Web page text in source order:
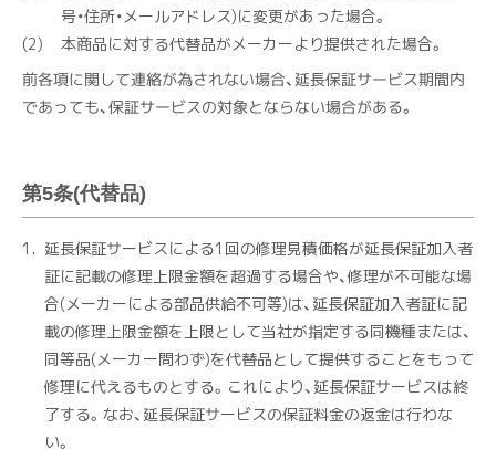
号・住所・メールアドレス)に変更があった場合。
本商品に対する代替品がメーカーより提供された場合。
前各項に関して連絡が為されない場合、延長保証サービス期間内
であっても、保証サービスの対象とならない場合がある。
第5条(代替品)
延長保証サービスによる1回の修理見積価格が延長保証加入者
証に記載の修理上限金額を超過する場合や、修理が不可能な場
合(メーカーによる部品供給不可等)は、延長保証加入者証に記
載の修理上限金額を上限として当社が指定する同機種または、
同等品(メーカー問わず)を代替品として提供することをもって
修理に代えるものとする。これにより、延長保証サービスは終
了する。なお、延長保証サービスの保証料金の返金は行わな
い。